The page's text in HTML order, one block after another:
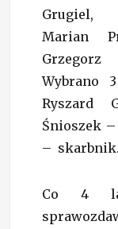
Grugiel,
Marian
Wybrano
Ryszard
Śnioszek
– skarbnik.
Co 4